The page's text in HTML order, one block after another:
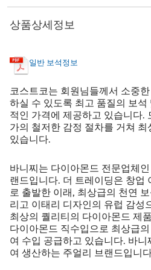
상품상세정보
일반 보석정보
코스트코는 회원님들께서 소중
하실 수 있도록 최고 품질의 보석
적인 가격에 제공하고 있습니다.
가의 철저한 감정 절차를 거쳐
있습니다.
바니찌는 다이아몬드 전문업체
랜드입니다. 더 트레이딩은 창업
로 출발한 이래, 최상급의 천연
리고 이태리 디자인의 유럽 감성
최상의 퀄리티의 다이아몬드 제
다이아몬드 직수입으로 최상급
여 수입 공급하고 있습니다. 바
여 생산하는 주얼리 브랜드입니